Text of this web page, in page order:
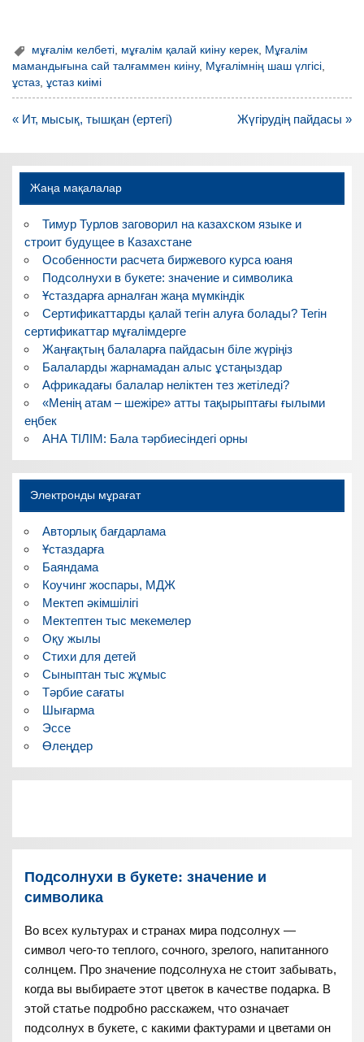
мұғалім келбеті мұғалім қалай киіну керек
Мұғалім
мамандығына сай талғаммен киіну, Мұғалімнің шаш үлгісі,
ұстаз,ұстаз киімі
Навигация
записям
« Ит, мысық, тышқан (ертегі) Жүгірудің пайдасы »
Жаңа мақалалар
Тимур Турлов заговорил на казахском языке и
строит будущее в Казахстане
Особенности расчета биржевого курса юаня
Подсолнухи в букете: значение и символика
Ұстаздарға арналған жаңа мүмкіндік
Сертификаттарды қалай тегін алуға болады? Тегін
сертификаттар мұғалімдерге
Жаңғақтың балаларға пайдасын біле жүріңіз
Балаларды жарнамадан алыс ұстаңыздар
Африкадағы балалар неліктен тез жетіледі?
«Менің атам – шежіре» атты тақырыптағы ғылыми
еңбек
АНА ТІЛІМ: Бала тәрбиесіндегі орны
Электронды мұрағат
Авторлық бағдарлама
Ұстаздарға
Баяндама
Коучинг жоспары, МДЖ
Мектеп әкімшілігі
Мектептен тыс мекемелер
Оқу жылы
Стихи для детей
Сыныптан тыс жұмыс
Тәрбие сағаты
Шығарма
Эссе
Өлеңдер
Подсолнухи в букете: значение и
символика
Во всех культурах и странах мира подсолнух —
символ чего-то теплого, сочного, зрелого, напитанного
солнцем. Про значение подсолнуха не стоит забывать,
когда вы выбираете этот цветок в качестве подарка. В
этой статье подробно расскажем, что означает
подсолнух в букете, с какими фактурами и цветами он